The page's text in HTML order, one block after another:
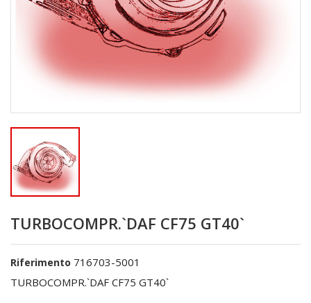
TURBOCOMPR.`DAF CF75 GT40`
Riferimento 716703-5001
TURBOCOMPR.`DAF CF75 GT40`